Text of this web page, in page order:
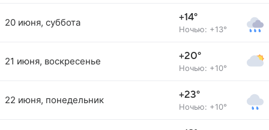
20 июня, суббота +14°
Ночью: +13°
21 июня, воскресенье +20°
Ночью: +10°
22 июня, понедельник +23°
Ночью: +10°